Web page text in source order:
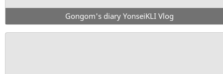
Gongom's diary YonseiKLI Vlog